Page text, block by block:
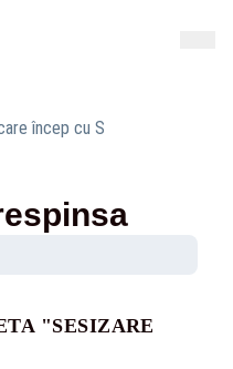
încep cu S
"SESIZARE